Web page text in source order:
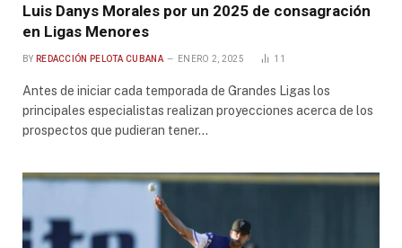
Luis Danys Morales por un 2025 de consagración
en Ligas Menores
BY REDACCIÓN PELOTA CUBANA ENERO 2, 2025 11
Antes de iniciar cada temporada de Grandes Ligas los
principales especialistas realizan proyecciones acerca de los
prospectos que pudieran tener…